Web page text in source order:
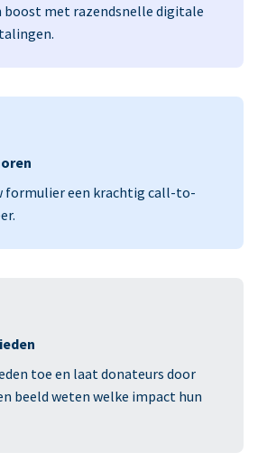
boost met razendsnelle digitale
formulier een krachtig call-to-
toe en laat donateurs door
beeld weten welke impact hun